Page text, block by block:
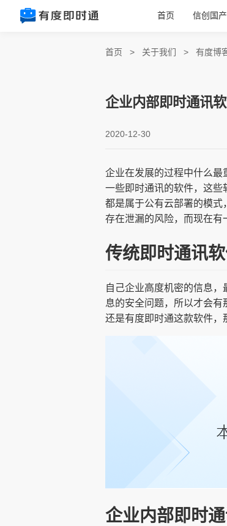
首页 信创国
首页 > 关于我们 > 有度博
企业内部即时通讯
2020-12-30
企业在发展的过程中什么最
一些即时通讯的软件，这
都是属于公有云部署的模
存在泄漏的风险，而现在有
传统即时通讯
自己企业高度机密的信息
息的安全问题，所以才会
还是有度即时通这款软件，
企业内部即时通